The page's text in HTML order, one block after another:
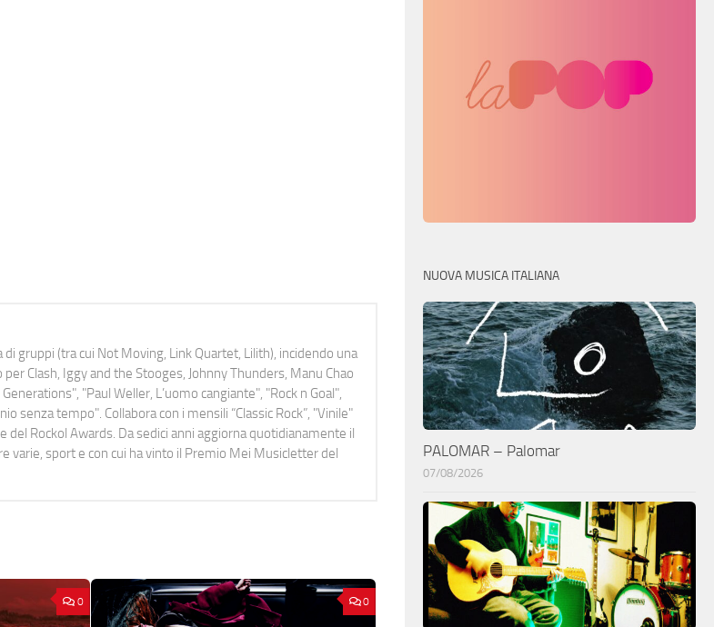
gruppi (tra cui Not Moving, Link Quartet, Lilith), incidendo una
Clash, Iggy and the Stooges, Johnny Thunders, Manu Chao
"Paul Weller, L’uomo cangiante", "Rock n Goal",
senza tempo". Collabora con i mensili “Classic Rock”, "Vinile"
del Rockol Awards. Da sedici anni aggiorna quotidianamente il
varie, sport e con cui ha vinto il Premio Mei Musicletter del
0 0
NUOVA MUSICA ITALIANA
PALOMAR – Palomar
07/08/2026